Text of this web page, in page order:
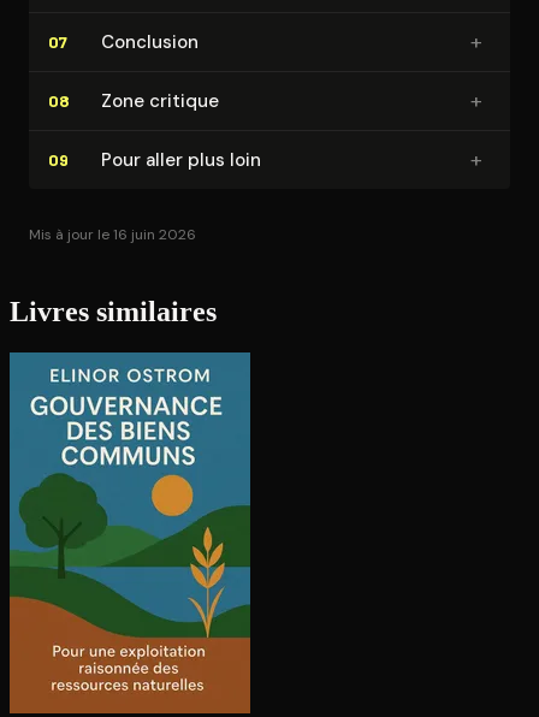
07 Conclusion +
08 Zone critique +
09 Pour aller plus loin +
Mis à jour le 16 juin 2026
Livres similaires